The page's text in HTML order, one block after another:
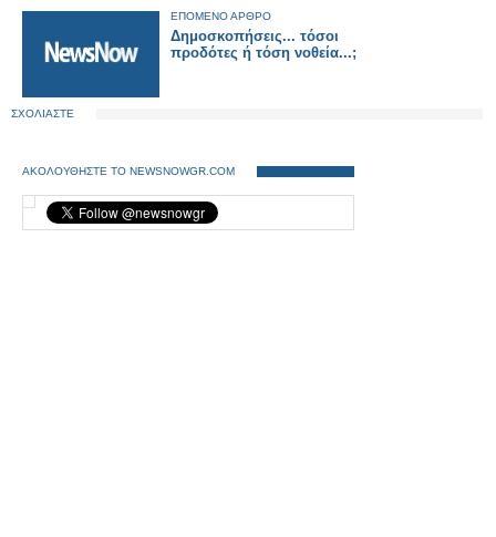
ΕΠΟΜΕΝΟ ΑΡΘΡΟ
Δημοσκοπήσεις... τόσοι
προδότες ή τόση νοθεία...;
ΣΧΟΛΙΑΣΤΕ
ΑΚΟΛΟΥΘΗΣΤΕ ΤΟ NEWSNOWGR.COM